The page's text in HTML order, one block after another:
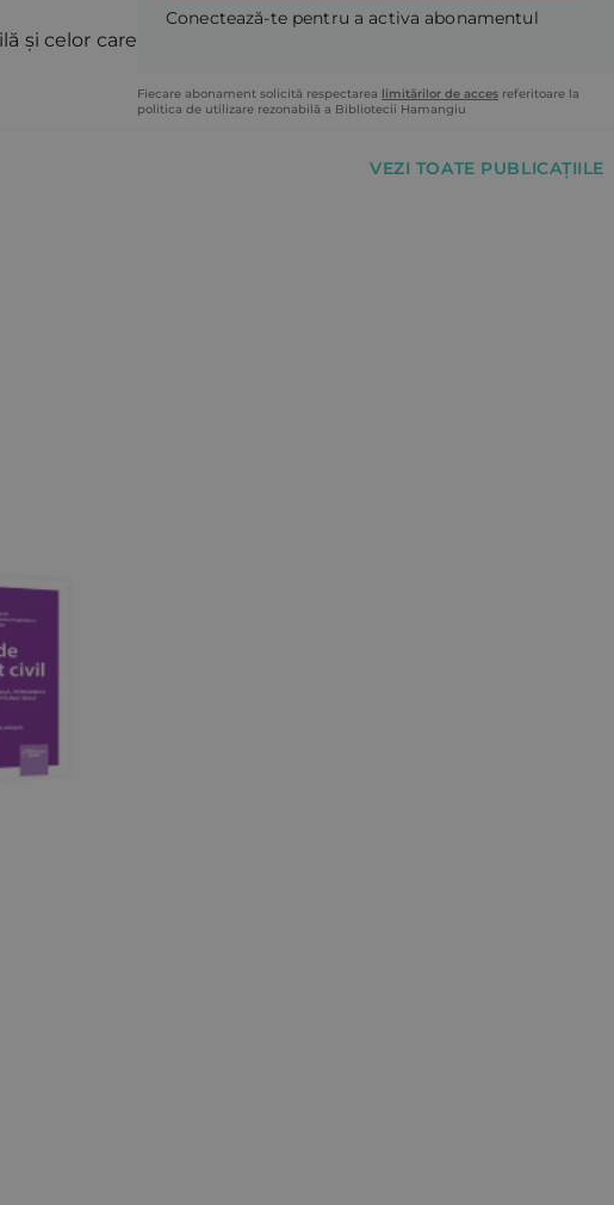
și celor care
Conectează-te pentru a activa abonamentul
Fiecare abonament solicită respectarea limitărilor de acces referitoare la
politica de utilizare rezonabilă a Bibliotecii Hamangiu
VEZI TOATE PUBLICAȚIILE